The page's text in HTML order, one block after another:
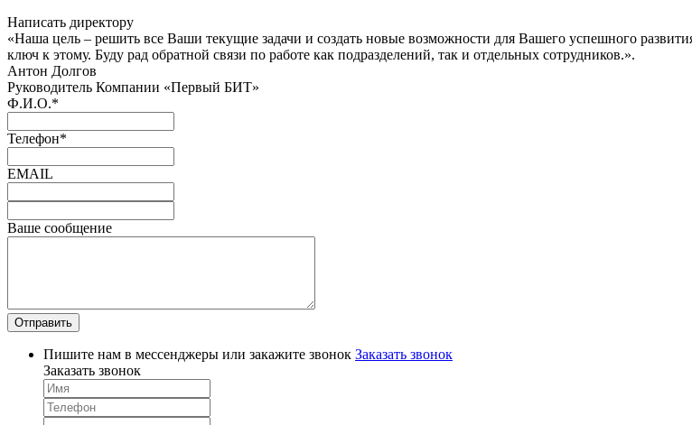
Написать директору
«Наша цель – решить все Ваши текущие задачи и создать новые возможности для Вашего успешного
ключ к этому. Буду рад обратной связи по работе как подразделений, так и отдельных сотрудников.».
Антон Долгов
Руководитель Компании «Первый БИТ»
Ф.И.О.*
Телефон*
EMAIL
Ваше сообщение
Пишите нам в мессенджеры или закажите звонок Заказать звонок
Заказать звонок